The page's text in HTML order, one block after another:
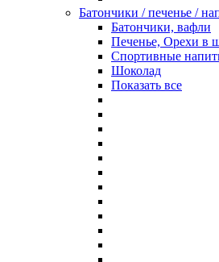
Батончики / печенье /
Батончики, вафли
Печенье, Орехи в
Спортивные
Шоколад
Показать все